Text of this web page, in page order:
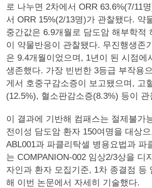
로 나누면 2차에서 ORR 63.6%(7/11
서 ORR 15%(2/13명)가 관찰됐다. 약
중간값은 6.9개월로 담도암 해부학적
이 약물반응이 관찰됐다. 무진행생존
은 9.4개월이었으며, 1년이 된 시점에
생존했다. 가장 빈번한 3등급 부작용
게서 호중구감소증이 보고됐으며, 고
(12.5%), 혈소판감소증(8.3%) 등이 관
이 결과에 기반해 컴패스는 절제불가
전이성 담도암 환자 150여명을 대상
ABL001과 파클리탁셀 병용요법과 파
는 COMPANION-002 임상2/3상을 디
자인과 환자 모집기준, 1차 종결점 등
해 이번 논문에서 자세히 기술했다.